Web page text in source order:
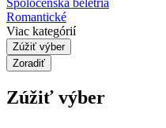
Romantické
Viac kategórií
Zúžiť výber
Zoradiť
Zúžiť výber